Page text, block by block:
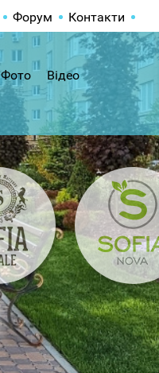
Форум Контакти
Фото Відео